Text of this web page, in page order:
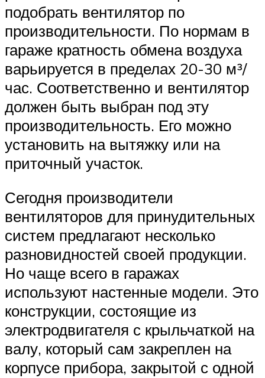
подобрать вентилятор по
производительности. По нормам в
гараже кратность обмена воздуха
варьируется в пределах 20-30 м³/
час. Соответственно и вентилятор
должен быть выбран под эту
производительность. Его можно
установить на вытяжку или на
приточный участок.
Сегодня производители
вентиляторов для принудительных
систем предлагают несколько
разновидностей своей продукции.
Но чаще всего в гаражах
используют настенные модели. Это
конструкции, состоящие из
электродвигателя с крыльчаткой на
валу, который сам закреплен на
корпусе прибора, закрытой с одной